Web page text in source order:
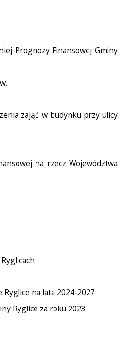
Prognozy Finansowej Gminy
zająć w budynku przy ulicy
na rzecz Województwa
na lata 2024-2027
Ryglice za roku 2023